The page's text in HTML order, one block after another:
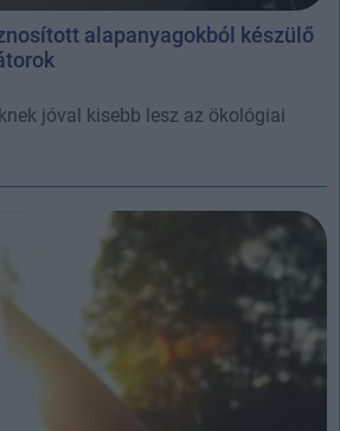
alapanyagokból készülő
jóval kisebb lesz az ökológiai